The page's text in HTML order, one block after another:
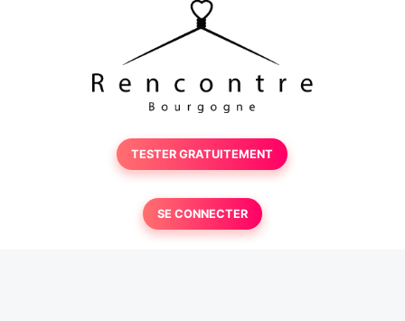
TESTER GRATUITEMENT
SE CONNECTER